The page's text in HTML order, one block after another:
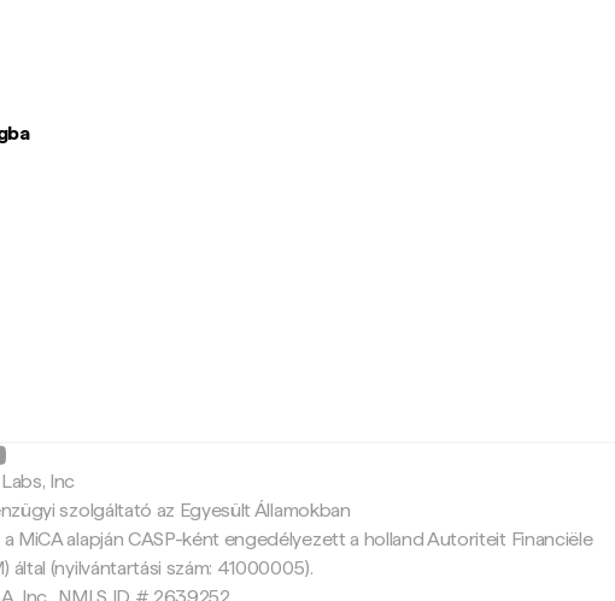
Inc
szolgáltató az Egyesült Államokban
a MiCA alapján CASP-ként engedélyezett a holland Autoriteit Financiële
által (nyilvántartási szám: 41000005).